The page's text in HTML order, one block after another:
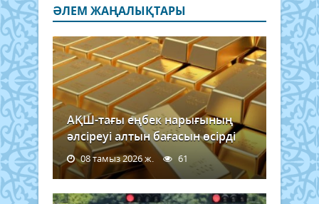
ӘЛЕМ ЖАҢАЛЫҚТАРЫ
АҚШ-тағы еңбек нарығының
әлсіреуі алтын бағасын өсірді
08 тамыз 2026 ж. 61